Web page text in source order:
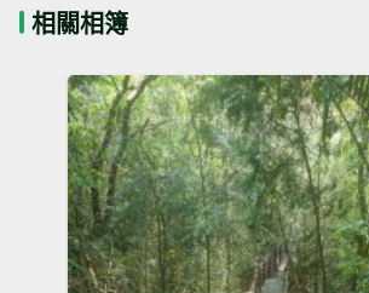
相關相簿